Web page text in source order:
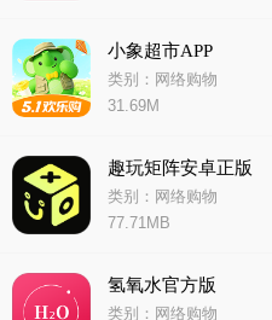
小象超市APP
类别：网络购物
31.69M
趣玩矩阵安卓正版
类别：网络购物
77.71MB
氢氧水官方版
类别：网络购物